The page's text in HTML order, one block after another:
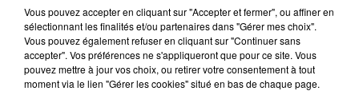
0:00 2 min 41 sec
Vous pouvez accepter en cliquant sur "Accepter et fermer", ou affiner en
sélectionnant les finalités et/ou partenaires dans "Gérer mes choix".
Vous pouvez également refuser en cliquant sur "Continuer sans
accepter". Vos préférences ne s'appliqueront que pour ce site. Vous
pouvez mettre à jour vos choix, ou retirer votre consentement à tout
moment via le lien "Gérer les cookies" situé en bas de chaque page.